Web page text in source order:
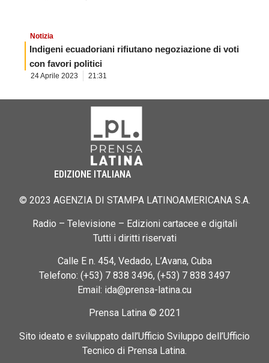
Notizia
Indigeni ecuadoriani rifiutano negoziazione di voti
con favori politici
24 Aprile 2023 21:31
EDIZIONE ITALIANA
© 2023 AGENZIA DI STAMPA LATINOAMERICANA S.A.
Radio – Televisione – Edizioni cartacee e digitali
Tutti i diritti riservati
Calle E n. 454, Vedado, L’Avana, Cuba
Telefono: (+53) 7 838 3496, (+53) 7 838 3497
Email: ida@prensa-latina.cu
Prensa Latina © 2021
Sito ideato e sviluppato dall’Ufficio Sviluppo dell’Ufficio
Tecnico di Prensa Latina.